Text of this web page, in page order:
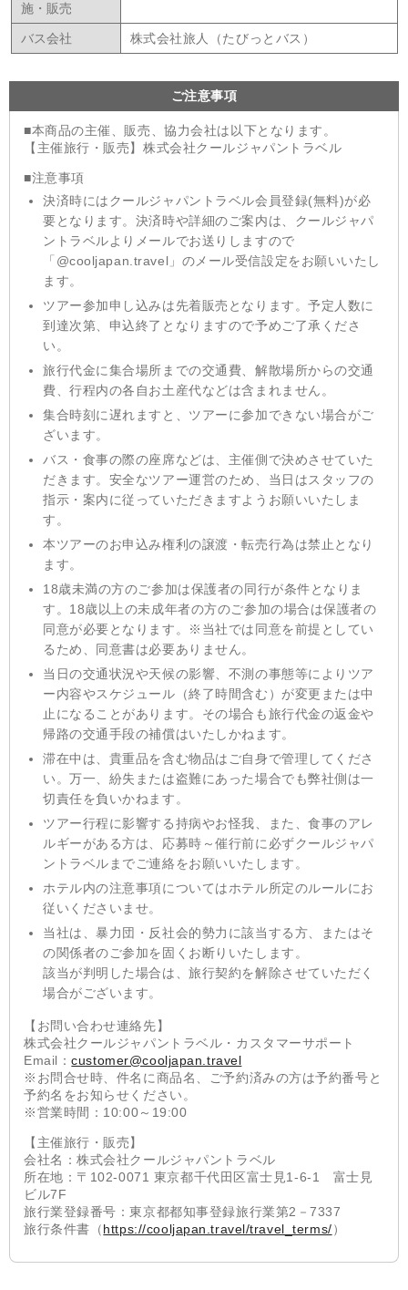
施・販売
バス会社 株式会社旅人（たびっとバス）
ご注意事項
■本商品の主催、販売、協力会社は以下となります。
【主催旅行・販売】株式会社クールジャパントラベル
■注意事項
決済時にはクールジャパントラベル会員登録(無料)が必
要となります。決済時や詳細のご案内は、クールジャパ
ントラベルよりメールでお送りしますので
「@cooljapan.travel」のメール受信設定をお願いいたし
ます。
ツアー参加申し込みは先着販売となります。予定人数に
到達次第、申込終了となりますので予めご了承くださ
い。
旅行代金に集合場所までの交通費、解散場所からの交通
費、行程内の各自お土産代などは含まれません。
集合時刻に遅れますと、ツアーに参加できない場合がご
ざいます。
バス・食事の際の座席などは、主催側で決めさせていた
だきます。安全なツアー運営のため、当日はスタッフの
指示・案内に従っていただきますようお願いいたしま
す。
本ツアーのお申込み権利の譲渡・転売行為は禁止となり
ます。
18歳未満の方のご参加は保護者の同行が条件となりま
す。18歳以上の未成年者の方のご参加の場合は保護者の
同意が必要となります。※当社では同意を前提としてい
るため、同意書は必要ありません。
当⽇の交通状況や天候の影響、不測の事態等によりツア
ー内容やスケジュール（終了時間含む）が変更または中
⽌になることがあります。その場合も旅⾏代⾦の返⾦や
帰路の交通⼿段の補償はいたしかねます。
滞在中は、貴重品を含む物品はご自身で管理してくださ
い。万一、紛失または盗難にあった場合でも弊社側は一
切責任を負いかねます。
ツアー行程に影響する持病やお怪我、また、食事のアレ
ルギーがある方は、応募時～催行前に必ずクールジャパ
ントラベルまでご連絡をお願いいたします。
ホテル内の注意事項についてはホテル所定のルールにお
従いくださいませ。
当社は、暴力団・反社会的勢力に該当する方、またはそ
の関係者のご参加を固くお断りいたします。
該当が判明した場合は、旅行契約を解除させていただく
場合がございます。
【お問い合わせ連絡先】
株式会社クールジャパントラベル・カスタマーサポート
Email：customer@cooljapan.travel
※お問合せ時、件名に商品名、ご予約済みの方は予約番号と
予約名をお知らせください。
※営業時間：10:00～19:00
【主催旅行・販売】
会社名：株式会社クールジャパントラベル
所在地：〒102‐0071 東京都千代田区富士見1-6-1 富士見
ビル7F
旅行業登録番号：東京都都知事登録旅行業第2－7337
旅行条件書（https://cooljapan.travel/travel_terms/）